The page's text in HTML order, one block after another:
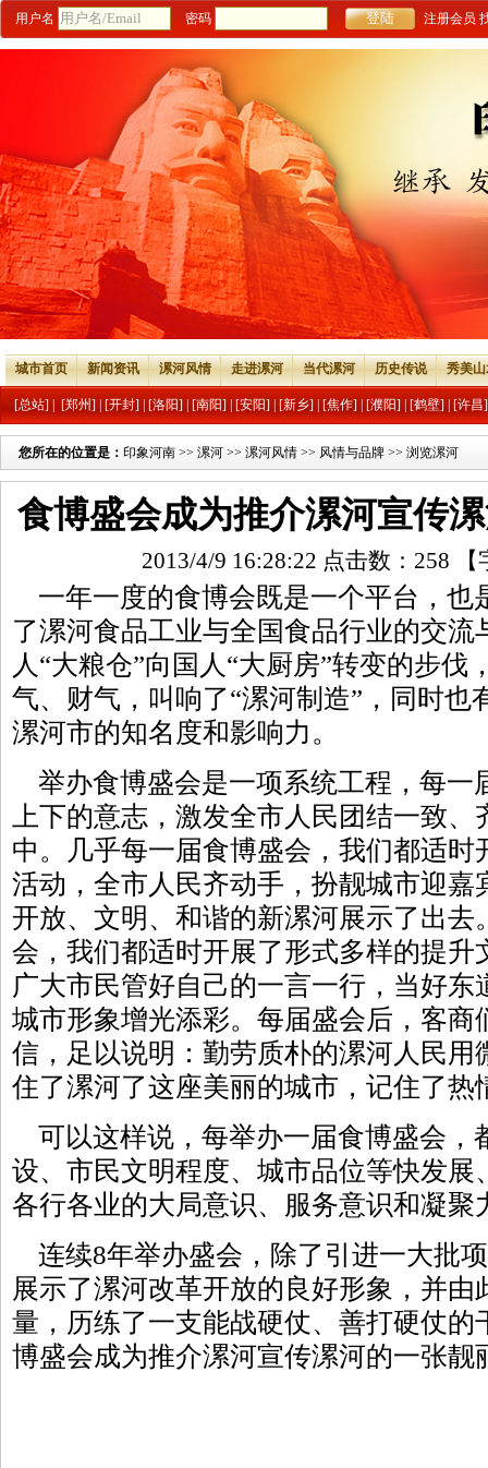
用户名 密码 注册会员
城市首页 新闻资讯 漯河风情 走进漯河 当代漯河 历史传说 秀美
[总站] [郑州] [开封] [洛阳] [南阳] [安阳] [新乡] [焦作] [濮阳] [鹤壁] [许昌]
您所在的位置是： 印象河南 >> 漯河 >> 漯河风情 >> 风情与品牌 >> 浏览漯河
食博盛会成为推介漯河宣传
2013/4/9 16:28:22 点击数： 258
一年一度的食博会既是一个平台，也
了漯河食品工业与全国食品行业的交
人“大粮仓”向国人“大厨房”转变的步伐
气、财气，叫响了“漯河制造”，同时也
漯河市的知名度和影响力。
举办食博盛会是一项系统工程，每一
上下的意志，激发全市人民团结一致
中。几乎每一届食博盛会，我们都适时
活动，全市人民齐动手，扮靓城市迎嘉
开放、文明、和谐的新漯河展示了出去
会，我们都适时开展了形式多样的提升
广大市民管好自己的一言一行，当好
城市形象增光添彩。每届盛会后，客商
信，足以说明：勤劳质朴的漯河人民用
住了漯河了这座美丽的城市，记住了热
可以这样说，每举办一届食博盛会，
设、市民文明程度、城市品位等快发展
各行各业的大局意识、服务意识和凝聚
连续8年举办盛会，除了引进一大批
展示了漯河改革开放的良好形象，并
量，历练了一支能战硬仗、善打硬仗的
博盛会成为推介漯河宣传漯河的一张靓